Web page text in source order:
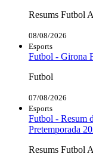
Resums Futbol
08/08/2026
Esports
Futbol - Girona
Futbol
07/08/2026
Esports
Futbol - Resum
Pretemporada
Resums Futbol